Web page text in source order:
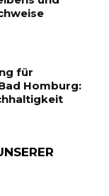
für
Homburg: